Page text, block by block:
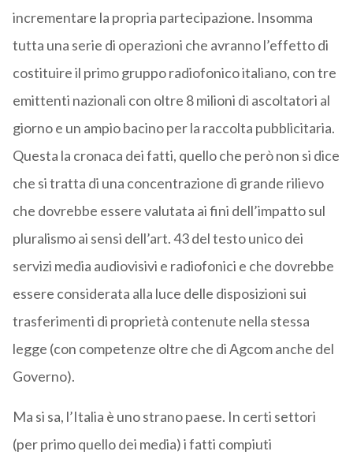
incrementare la propria partecipazione. Insomma
tutta una serie di operazioni che avranno l’effetto di
costituire il primo gruppo radiofonico italiano, con tre
emittenti nazionali con oltre 8 milioni di ascoltatori al
giorno e un ampio bacino per la raccolta pubblicitaria.
Questa la cronaca dei fatti, quello che però non si dice
che si tratta di una concentrazione di grande rilievo
che dovrebbe essere valutata ai fini dell’impatto sul
pluralismo ai sensi dell’art. 43 del testo unico dei
servizi media audiovisivi e radiofonici e che dovrebbe
essere considerata alla luce delle disposizioni sui
trasferimenti di proprietà contenute nella stessa
legge (con competenze oltre che di Agcom anche del
Governo).
Ma si sa, l’Italia è uno strano paese. In certi settori
(per primo quello dei media) i fatti compiuti